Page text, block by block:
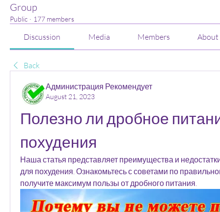
Group
Public · 177 members
Discussion Media Members About
Back
Администрация Рекомендует
August 21, 2023
Полезно ли дробное
похудения
Наша статья представляет преимущества и
для похудения. Ознакомьтесь с советами по
получите максимум пользы от дробного питания.